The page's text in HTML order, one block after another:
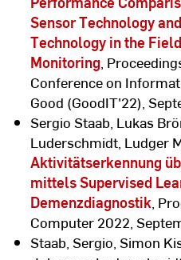
Sensor Technology
Technology in the
Monitoring,
Conference on
Good (GoodIT'22),
Sergio Staab, Lukas
Luderschmidt, Ludger
Aktivitätserkennung
mittels Supervised
Demenzdiagnostik,
Computer 2022,
Staab, Sergio, Simon